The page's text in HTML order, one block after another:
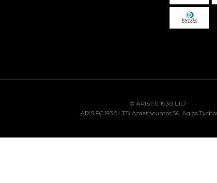
© ARIS FC 1930 LTD
ARIS FC 1930 LTD Amathountos 56, Agios